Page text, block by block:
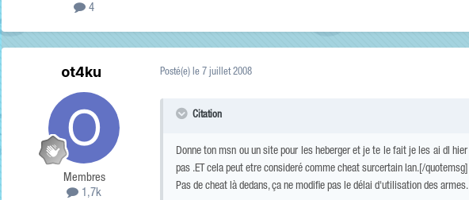
4
ot4ku
Membres
1,7k
Posté(e) le 7 juillet 2008
Citation
Donne ton msn ou un site pour les heberger et je te le fait je les ai dl hier
pas .ET cela peut etre consideré comme cheat surcertain lan.[/quotemsg]
Pas de cheat là dedans, ça ne modifie pas le délai d'utilisation des armes.